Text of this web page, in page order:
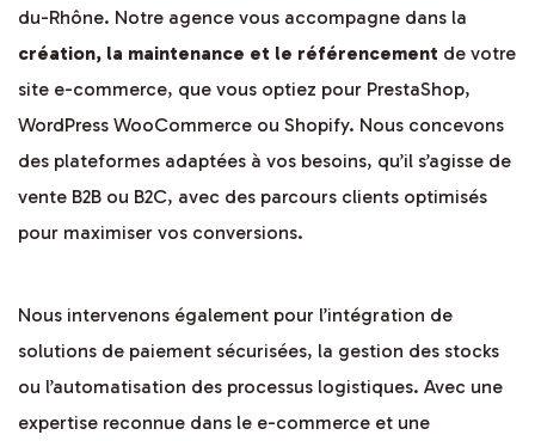
du-Rhône. Notre agence vous accompagne dans la
création, la maintenance et le référencement de votre
site e-commerce, que vous optiez pour PrestaShop,
WordPress WooCommerce ou Shopify. Nous concevons
des plateformes adaptées à vos besoins, qu’il s’agisse de
vente B2B ou B2C, avec des parcours clients optimisés
pour maximiser vos conversions.
Nous intervenons également pour l’intégration de
solutions de paiement sécurisées, la gestion des stocks
ou l’automatisation des processus logistiques. Avec une
expertise reconnue dans le e-commerce et une